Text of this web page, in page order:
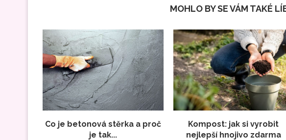
MOHLO BY SE VÁM TAKÉ
Co je betonová stěrka a proč
je tak...
Kompost: jak si vyrobit
nejlepší hnojivo zdarma